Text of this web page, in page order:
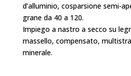
d’alluminio, cosparsione semi-
grane da 40 a 120.
Impiego a nastro a secco su
massello, compensato,
minerale.